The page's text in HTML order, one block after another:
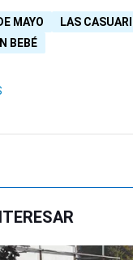
MAYO
LAS
BEBÉ